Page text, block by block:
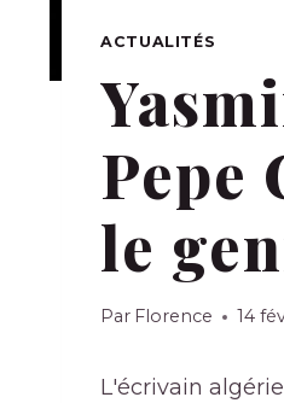
ACTUALITÉS
Pepe
le
Par Florence 14
L'écrivain